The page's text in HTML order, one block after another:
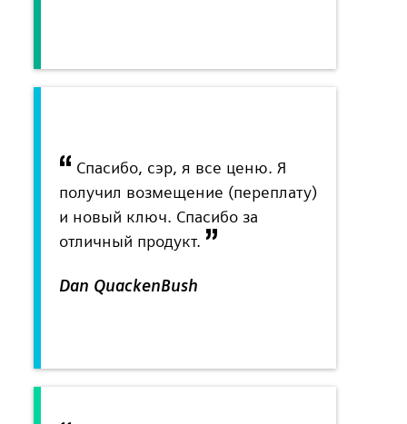
Спасибо, сэр, я все ценю. Я
получил возмещение (переплату)
и новый ключ. Спасибо за
отличный продукт.
Dan QuackenBush